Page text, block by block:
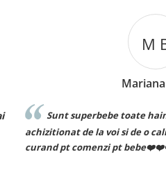
ce le am
calitate excelenta voi reveni